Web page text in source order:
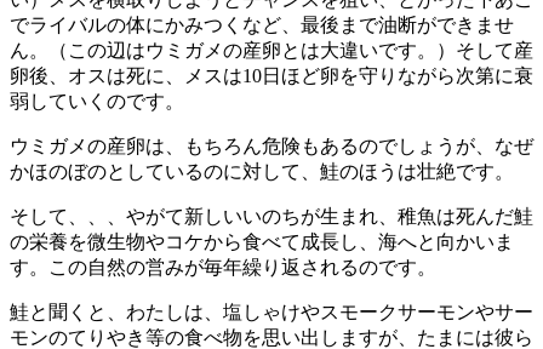
でライバルの体にかみつくなど、最後まで油断ができませ
ん。（この辺はウミガメの産卵とは大違いです。）そして産
卵後、オスは死に、メスは10日ほど卵を守りながら次第に衰
弱していくのです。
ウミガメの産卵は、もちろん危険もあるのでしょうが、なぜ
かほのぼのとしているのに対して、鮭のほうは壮絶です。
そして、、、やがて新しいいのちが生まれ、稚魚は死んだ鮭
の栄養を微生物やコケから食べて成長し、海へと向かいま
す。この自然の営みが毎年繰り返されるのです。
鮭と聞くと、わたしは、塩しゃけやスモークサーモンやサー
モンのてりやき等の食べ物を思い出しますが、たまには彼ら